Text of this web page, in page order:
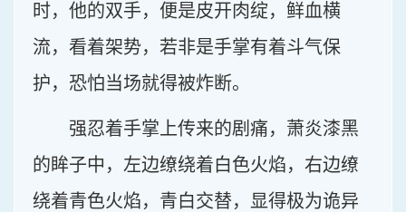
时，他的双手，便是皮开肉绽，鲜血横
流，看着架势，若非是手掌有着斗气保
护，恐怕当场就得被炸断。
强忍着手掌上传来的剧痛，萧炎漆黑
的眸子中，左边缭绕着白色火焰，右边缭
绕着青色火焰，青白交替，显得极为诡异